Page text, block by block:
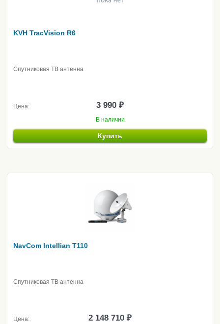
KVH TracVision R6
Спутниковая ТВ антенна
Цена: 3 990 ₽
В наличии
Купить
NavCom Intellian T110
Спутниковая ТВ антенна
Цена: 2 148 710 ₽